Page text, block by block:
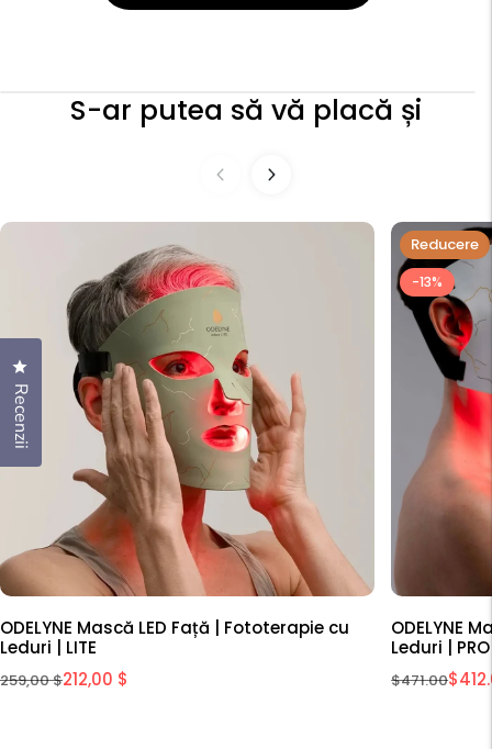
S-ar putea să vă placă și
ODELYNE Mască LED Față | Fototerapie cu
Leduri | LITE
259,00 $212,00 $
Reducere
-13%
ODELYNE
Leduri | PRO
$471.00
Recenzii
Apasă pentru a deschide dialogul de recenzii